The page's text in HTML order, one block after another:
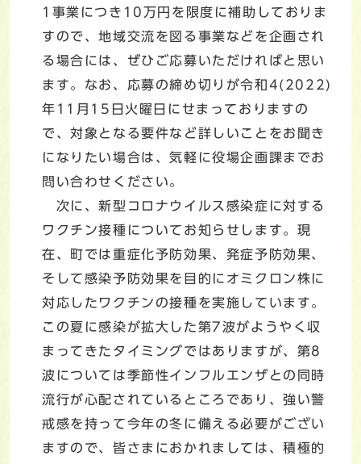
1事業につき10万円を限度に補助しておりま
すので、地域交流を図る事業などを企画され
る場合には、ぜひご応募いただければと思い
ます。なお、応募の締め切りが令和4(2022)
年11月15日火曜日にせまっておりますの
で、対象となる要件など詳しいことをお聞き
になりたい場合は、気軽に役場企画課までお
問い合わせください。
次に、新型コロナウイルス感染症に対する
ワクチン接種についてお知らせします。現
在、町では重症化予防効果、発症予防効果、
そして感染予防効果を目的にオミクロン株に
対応したワクチンの接種を実施しています。
この夏に感染が拡大した第7波がようやく収
まってきたタイミングではありますが、第8
波については季節性インフルエンザとの同時
流行が心配されているところであり、強い警
戒感を持って今年の冬に備える必要がござい
ますので、皆さまにおかれましては、積極的